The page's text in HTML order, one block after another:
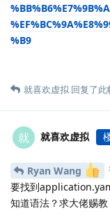
%B9
就喜欢虚拟 回复了此
就 就喜欢虚拟
Ryan Wang
要找到
知道语法？求大佬赐教